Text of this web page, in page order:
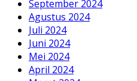
September 2024
Agustus 2024
Juli 2024
Juni 2024
Mei 2024
April 2024